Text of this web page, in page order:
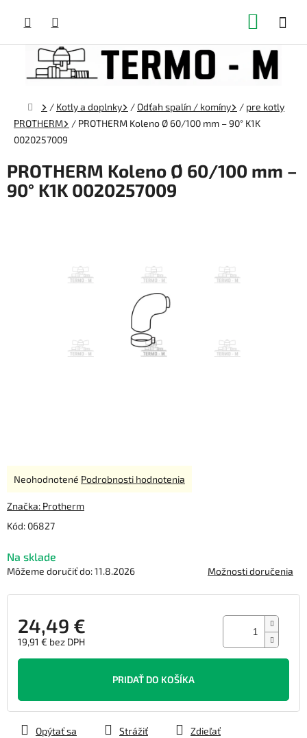
obsah
Domov
/ Kotly a doplnky /Odťah spalín / komíny / pre kotly
PROTHERM
/ PROTHERM Koleno Ø 60/100 mm – 90° K1K
0020257009
PROTHERM Koleno Ø 60/100 mm –
90° K1K 0020257009
Kód: 06827
Na sklade
Môžeme doručiť do:11.8.2026 Možnosti doručenia
24,49 €
19,91 € bez DPH
Jednotková
PRIDAŤ DO KOŠÍKA
Opýtať sa Strážiť Zdieľať
Priemerné
produktu
0,0
5
hviezdičiek.
Neohodnotené Podrobnosti hodnotenia
Značka: Protherm